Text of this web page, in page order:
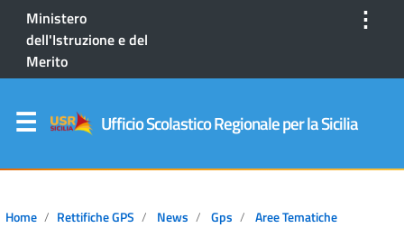
Ministero
dell'Istruzione e del
Merito
⋮
Ufficio Scolastico Regionale per la Sicilia
Home Rettifiche GPS News Gps Aree Tematiche